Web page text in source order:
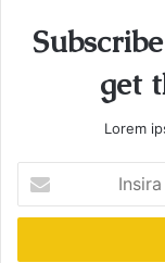
get
Lorem
seu